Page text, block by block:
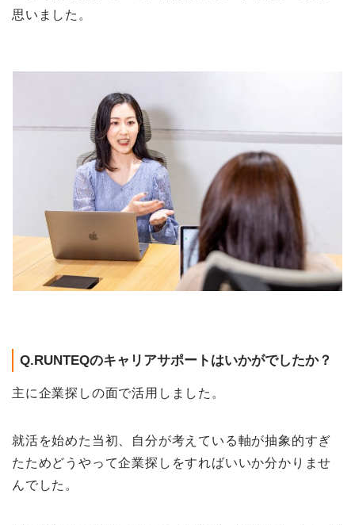
思いました。
Q.RUNTEQのキャリアサポートはいかがでしたか？
主に企業探しの面で活用しました。
就活を始めた当初、自分が考えている軸が抽象的すぎ
たためどうやって企業探しをすればいいか分かりませ
んでした。